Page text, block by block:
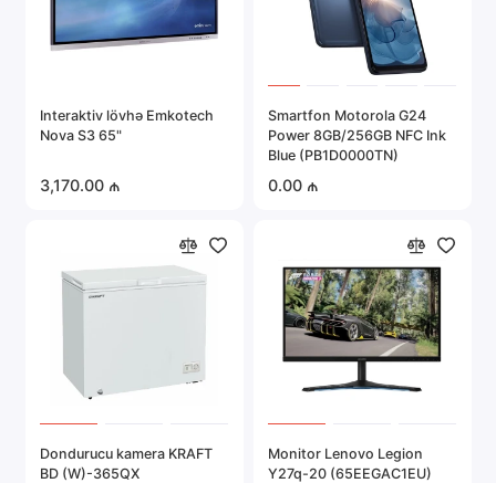
Interaktiv lövhə Emkotech
Nova S3 65"
3,170.00 ₼
Smartfon Motorola G24
Power 8GB/256GB NFC Ink
Blue (PB1D0000TN)
0.00 ₼
Dondurucu kamera KRAFT
BD (W)-365QX
Monitor Lenovo Legion
Y27q-20 (65EEGAC1EU)